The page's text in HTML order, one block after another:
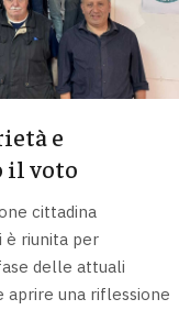
e
il voto
cittadina
è riunita per
delle attuali
aprire una riflessione